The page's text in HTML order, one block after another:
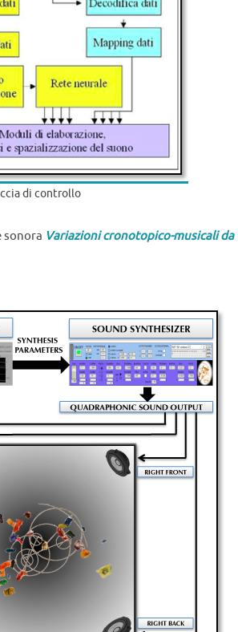
di controllo
sonora Variazioni cronotopico-musicali da